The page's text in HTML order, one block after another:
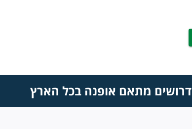
דרושים מתאם אופנה בכל הארץ